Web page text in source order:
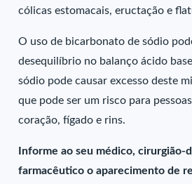
cólicas estomacais, eructação e
O uso de bicarbonato de sódio
desequilíbrio no balanço ácido
sódio pode causar excesso deste
que pode ser um risco para
coração, fígado e rins.
Informe ao seu médico, cirurgião-
farmacêutico o aparecimento de